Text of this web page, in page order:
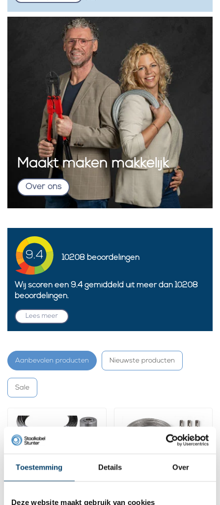
Toestemming Details Over
Deze website maakt gebruik van cookies
Maakt maken makkelijk
Over ons
9.4 10208 beoordelingen
Wij scoren een 9.4gemiddeld uit meer dan 10208
beoordelingen.
Lees meer
Aanbevolen producten Nieuwste producten
Sale